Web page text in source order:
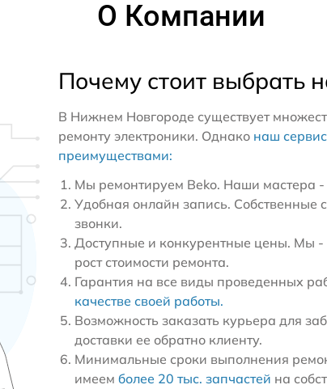
О Компании
Почему стоит выбрать
В Нижнем Новгороде существует
ремонту электроники. Однако наш
преимуществами:
Мы ремонтируем Beko. Наши мастера -
Удобная онлайн запись. Собственные
звонки.
Доступные и конкурентные цены. Мы -
рост стоимости ремонта.
Гарантия на все виды проведенных
качестве своей работы.
Возможность заказать курьера для
доставки ее обратно клиенту.
Минимальные сроки выполнения
имеем более 20 тыс. запчастей на